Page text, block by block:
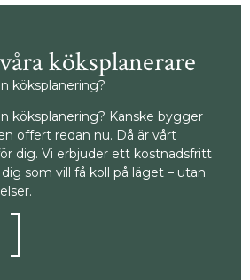
köksplanerare
köksplanering?
köksplanering? Kanske bygger
offert redan nu. Då är vårt
dig. Vi erbjuder ett kostnadsfritt
som vill få koll på läget – utan